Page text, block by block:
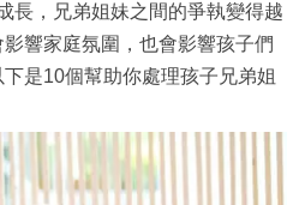
長，兄弟姐妹之間的爭執變得越
響家庭氛圍，也會影響孩子們
是10個幫助你處理孩子兄弟姐